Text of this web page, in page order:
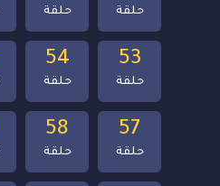
58
حلقة
57
حلقة
54
حلقة
53
حلقة
حلقة حلقة